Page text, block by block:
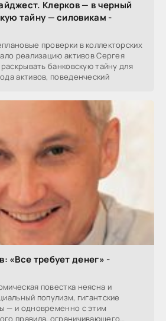
Клерков — в черный
тайну — силовикам -
проверки в коллекторских
реализацию активов Сергея
банковскую тайну для
активов, поведенческий
«Все требует денег» -
повестка неясна и
популизм, гигантские
— и одновременно с этим
правила, ограничивающего